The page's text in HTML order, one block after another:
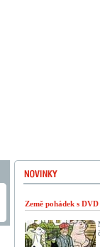
Země pohádek s